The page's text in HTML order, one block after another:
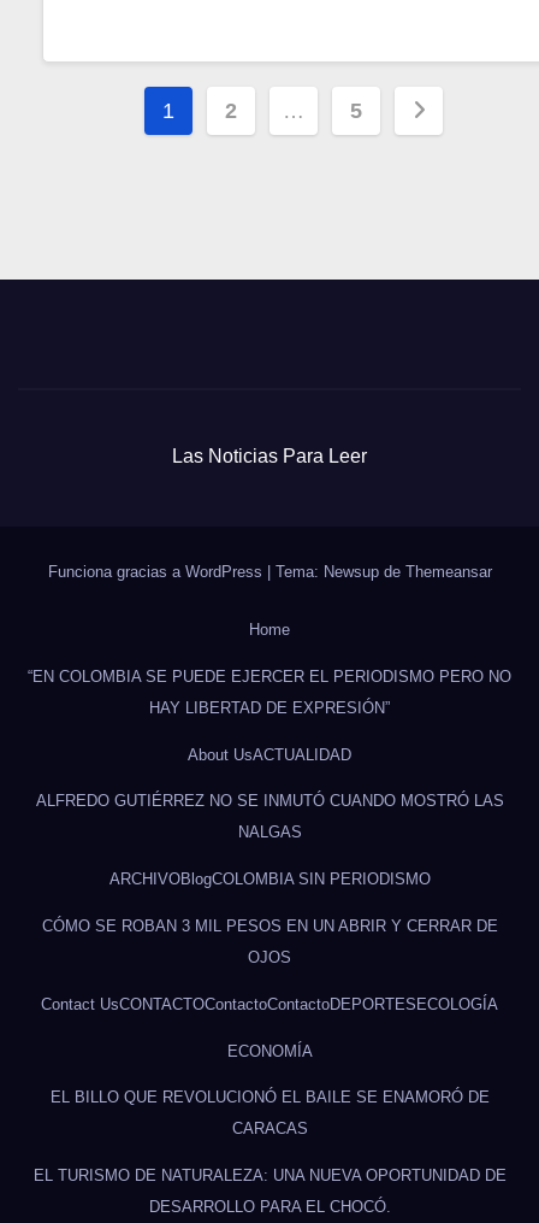
Paginación
1 2 … 5
Las Noticias Para Leer
Funciona gracias a WordPress | Tema: Newsup de Themeansar
Home
“EN COLOMBIA SE PUEDE EJERCER EL PERIODISMO PERO NO
HAY LIBERTAD DE EXPRESIÓN”
About UsACTUALIDAD
ALFREDO GUTIÉRREZ NO SE INMUTÓ CUANDO MOSTRÓ LAS
NALGAS
ARCHIVOBlogCOLOMBIA SIN PERIODISMO
CÓMO SE ROBAN 3 MIL PESOS EN UN ABRIR Y CERRAR DE
OJOS
Contact UsCONTACTOContactoContactoDEPORTESECOLOGÍA
ECONOMÍA
EL BILLO QUE REVOLUCIONÓ EL BAILE SE ENAMORÓ DE
CARACAS
EL TURISMO DE NATURALEZA: UNA NUEVA OPORTUNIDAD DE
DESARROLLO PARA EL CHOCÓ.